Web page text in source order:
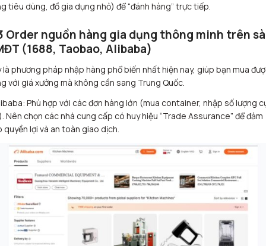
tiêu dùng, đồ gia dụng nhỏ) để “đánh hàng” trực tiếp.
Order nguồn hàng gia dụng thông minh trên
(1688, Taobao, Alibaba)
là phương pháp nhập hàng phổ biến nhất hiện nay, giúp bạn mua
với giá xưởng mà không cần sang Trung Quốc.
Phù hợp với các đơn hàng lớn (mua container, nhập số lượng
Nên chọn các nhà cung cấp có huy hiệu “Trade Assurance” để đảm
quyền lợi và an toàn giao dịch.